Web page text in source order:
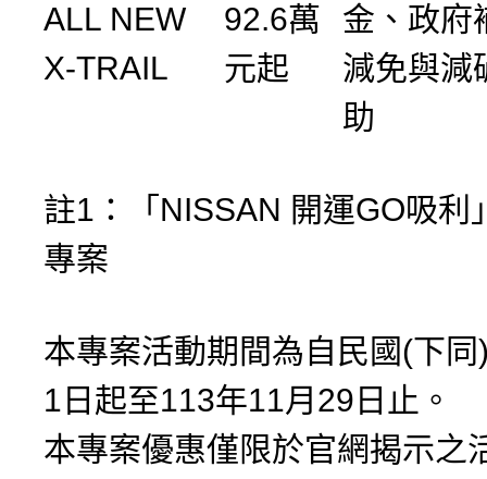
ALL NEW
X-TRAIL
92.6萬
元起
金、政府
減免與減
助
註1：「NISSAN 開運GO吸利
專案
本專案活動期間為自民國(下
1日起至113年11月29日止。
本專案優惠僅限於官網揭示之